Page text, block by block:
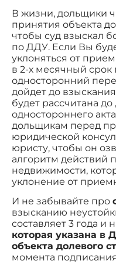
В жизни, дольщики
принятия объекта
чтобы суд взыскал
по ДДУ. Если Вы
уклоняться от
в 2-х месячный
односторонний
дойдет до
будет рассчитана
одностороннего
дольщикам перед
юридической
юристу, чтобы он
алгоритм действий
недвижимости,
уклонение от
И не забывайте про
взысканию
составляет 3 года и
которая указана в
объекта долевого
момента